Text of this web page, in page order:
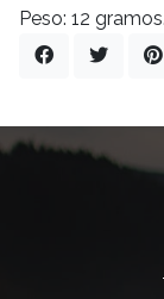
Peso: 12 gramos.